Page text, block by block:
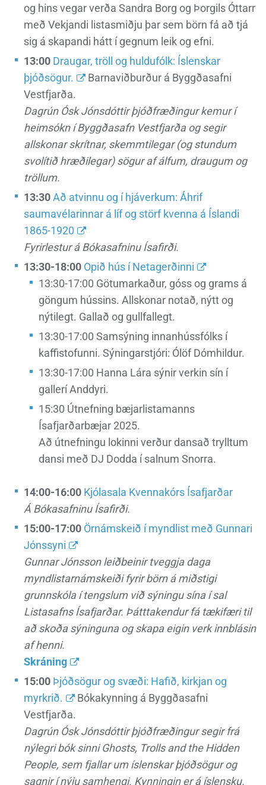
og hins vegar verða Sandra Borg og Þorgils Óttarr
með Vekjandi listasmiðju þar sem börn fá að tjá
sig á skapandi hátt í gegnum leik og efni.
13:00 Draugar, tröll og huldufólk: Íslenskar
þjóðsögur.
Barnaviðburður á Byggðasafni
Vestfjarða.
Dagrún Ósk Jónsdóttir þjóðfræðingur kemur í
heimsókn í Byggðasafn Vestfjarða og segir
allskonar skrítnar, skemmtilegar (og stundum
svolítið hræðilegar) sögur af álfum, draugum og
tröllum.
13:30Að atvinnu og í hjáverkum: Áhrif
saumavélarinnar á líf og störf kvenna á Íslandi
1865-1920
Fyrirlestur á Bókasafninu Ísafirði.
13:30-18:00 Opið hús í Netagerðinni
13:30-17:00 Götumarkaður, góss og grams á
göngum hússins. Allskonar notað, nýtt og
nýtilegt. Gallað og gullfallegt.
13:30-17:00 Samsýning innanhússfólks í
kaffistofunni. Sýningarstjóri: Ólöf Dómhildur.
13:30-17:00 Hanna Lára sýnir verkin sín í
gallerí Anddyri.
15:30 Útnefning bæjarlistamanns
Ísafjarðarbæjar 2025.
Að útnefningu lokinni verður dansað trylltum
dansi með DJ Dodda í salnum Snorra.
14:00-16:00 Kjólasala Kvennakórs Ísafjarðar
Á Bókasafninu Ísafirði.
15:00-17:00 Örnámskeið í myndlist með Gunnari
Jónssyni
Gunnar Jónsson leiðbeinir tveggja daga
myndlistarnámskeiði fyrir börn á miðstigi
grunnskóla í tengslum við sýningu sína í sal
Listasafns Ísafjarðar. Þátttakendur fá tækifæri til
að skoða sýninguna og skapa eigin verk innblásin
af henni.
Skráning
15:00 Þjóðsögur og svæði: Hafið, kirkjan og
myrkrið.
Bókakynning á Byggðasafni
Vestfjarða.
Dagrún Ósk Jónsdóttir þjóðfræðingur segir frá
nýlegri bók sinni Ghosts, Trolls and the Hidden
People, sem fjallar um íslenskar þjóðsögur og
sagnir í nýju samhengi. Kynningin er á íslensku.